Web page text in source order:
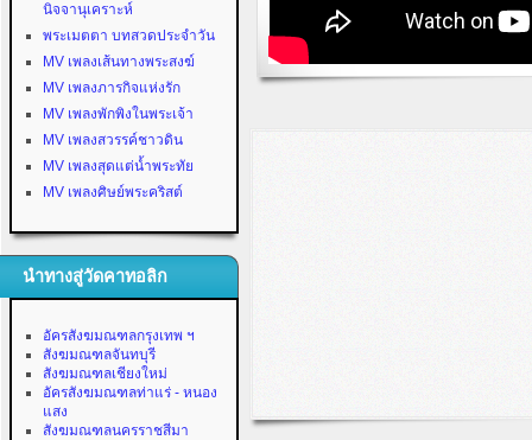
นิจจานุเคราะห์
พระเมตตา บทสวดประจำวัน
MV เพลงเส้นทางพระสงฆ์
MV เพลงภารกิจแห่งรัก
MV เพลงพักพิงในพระเจ้า
MV เพลงสวรรค์ชาวดิน
MV เพลงสุดแต่น้ำพระทัย
MV เพลงศิษย์พระคริสต์
นำทางสู่วัดคาทอลิก
อัครสังฆมณฑลกรุงเทพ ฯ
สังฆมณฑลจันทบุรี
สังฆมณฑลเชียงใหม่
อัครสังฆมณฑลท่าแร่ - หนอง
แสง
สังฆมณฑลนครราชสีมา